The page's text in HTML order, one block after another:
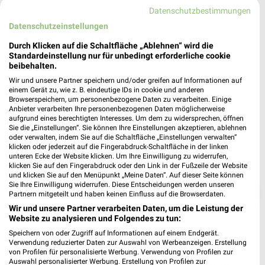
❯
Heute 08:00 - 20:00 Uhr |
506,91 km • Angebote: 7 Prospekte
Datenschutzbestimmungen
Datenschutzeinstellungen
Durch Klicken auf die Schaltfläche „Ablehnen“ wird die
Standardeinstellung nur für unbedingt erforderliche cookie
beibehalten.
Wir und unsere Partner speichern und/oder greifen auf Informationen auf
einem Gerät zu, wie z. B. eindeutige IDs in cookie und anderen
Browserspeichern, um personenbezogene Daten zu verarbeiten. Einige
Anbieter verarbeiten Ihre personenbezogenen Daten möglicherweise
aufgrund eines berechtigten Interesses. Um dem zu widersprechen, öffnen
Sie die „Einstellungen“. Sie können Ihre Einstellungen akzeptieren, ablehnen
oder verwalten, indem Sie auf die Schaltfläche „Einstellungen verwalten“
klicken oder jederzeit auf die Fingerabdruck-Schaltfläche in der linken
unteren Ecke der Website klicken. Um Ihre Einwilligung zu widerrufen,
klicken Sie auf den Fingerabdruck oder den Link in der Fußzeile der Website
und klicken Sie auf den Menüpunkt „Meine Daten“. Auf dieser Seite können
Sie Ihre Einwilligung widerrufen. Diese Entscheidungen werden unseren
Partnern mitgeteilt und haben keinen Einfluss auf die Browserdaten.
Wir und unsere Partner verarbeiten Daten, um die Leistung der
Website zu analysieren und Folgendes zu tun:
Speichern von oder Zugriff auf Informationen auf einem Endgerät.
Verwendung reduzierter Daten zur Auswahl von Werbeanzeigen. Erstellung
von Profilen für personalisierte Werbung. Verwendung von Profilen zur
Auswahl personalisierter Werbung. Erstellung von Profilen zur